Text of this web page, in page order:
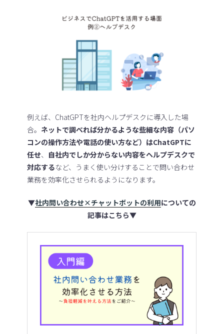
例えば、ChatGPTを社内ヘルプデスクに導入した場
合。 ネットで調べれば分かるような些細な内容（パソ
コンの操作方法や電話の使い方など）はChatGPTに
任せ、 自社内でしか分からない内容をヘルプデスクで
対応するなど、うまく使い分けすることで問い合わせ
業務を効率化させられるようになります。
▼社内問い合わせ×チャットボットの利用についての
記事はこちら▼